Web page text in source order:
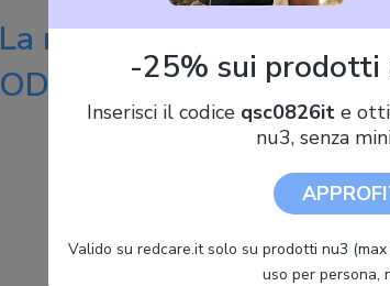
La migliore: Peg Perego
OD0502
Tipo
PUNTI
-25% sui prodotti
Inserisci il codice qsc0826ite
nu3, senza
Valido su redcare.it solo su prodotti nu3
uso per persona,